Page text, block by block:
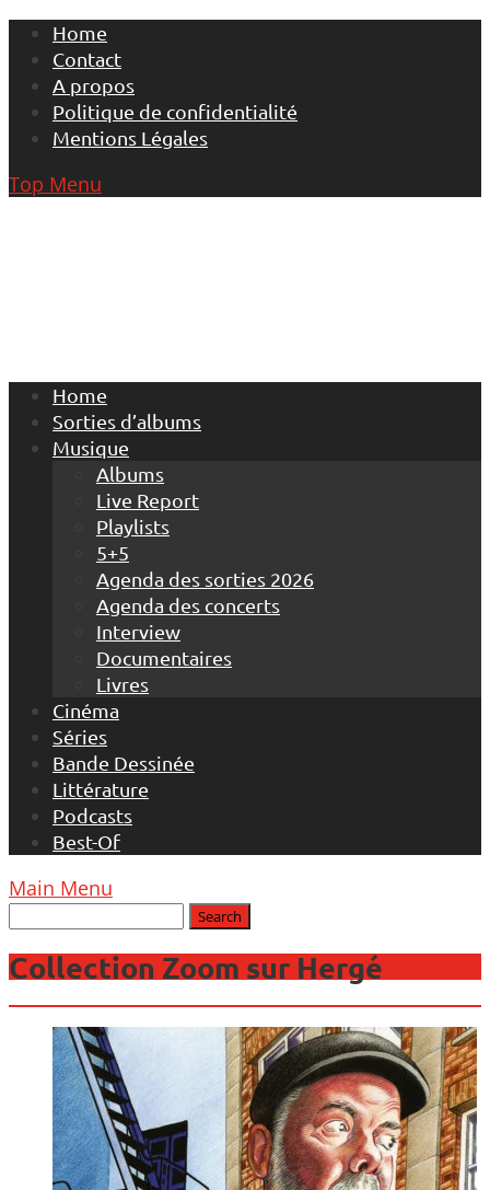
Skip
content
Home
Contact
A propos
Politique de confidentialité
Mentions Légales
Top Menu
Home
Sorties d’albums
Musique
Albums
Live Report
Playlists
5+5
Agenda des sorties 2026
Agenda des concerts
Interview
Documentaires
Livres
Cinéma
Séries
Bande Dessinée
Littérature
Podcasts
Best-Of
Main Menu
Collection Zoom sur Hergé